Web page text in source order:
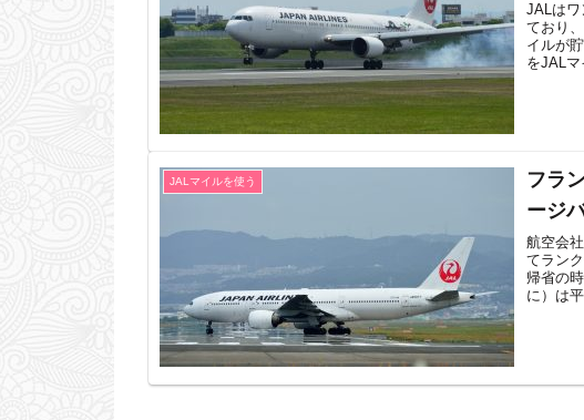
JALはワ
ており
イルが
をJAL
JALマイルを使う
フラ
ージ
航空会
てラン
帰省の
に）は